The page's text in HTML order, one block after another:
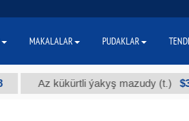
kükürtli ýakyş mazudy (t.) $300
MAKALALAR PUDAKLAR